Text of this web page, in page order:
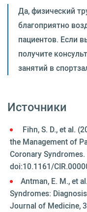
Да, физический
благоприятно
пациентов. Если
получите
занятий в
Источники
Fihn, S. D., et al.
the Management of
Coronary
doi:10.1161/
Antman, E. M., et
Syndromes:
Journal of Medicine,